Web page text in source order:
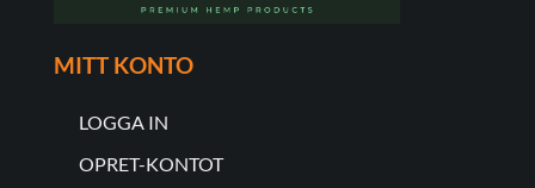
MITT KONTO
LOGGA IN
OPRET-KONTOT